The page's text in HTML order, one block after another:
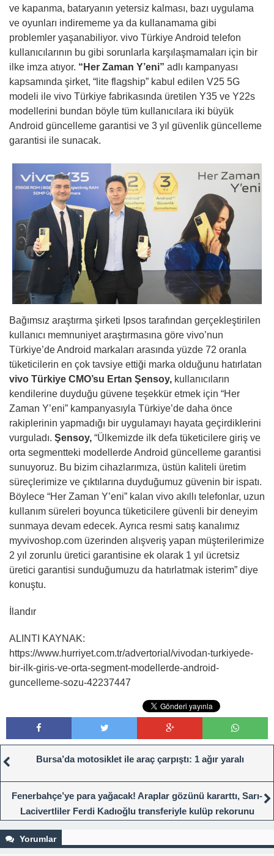
ve kapanma, bataryanın yetersiz kalması, bazı uygulama
ve oyunları indirememe ya da kullanamama gibi
problemler yaşanabiliyor. vivo Türkiye Android telefon
kullanıcılarının bu gibi sorunlarla karşılaşmamaları için bir
ilke imza atıyor. “Her Zaman Y’eni” adlı kampanyası
kapsamında şirket, “lite flagship” kabul edilen V25 5G
modeli ile vivo Türkiye fabrikasında üretilen Y35 ve Y22s
modellerini bundan böyle tüm kullanıcılara iki büyük
Android güncelleme garantisi ve 3 yıl güvenlik güncelleme
garantisi ile sunacak.
Bağımsız araştırma şirketi Ipsos tarafından gerçekleştirilen
kullanıcı memnuniyet araştırmasına göre vivo’nun
Türkiye’de Android markaları arasında yüzde 72 oranla
tüketicilerin en çok tavsiye ettiği marka olduğunu hatırlatan
vivo Türkiye CMO’su Ertan Şensoy, kullanıcıların
kendilerine duyduğu güvene teşekkür etmek için “Her
Zaman Y’eni” kampanyasıyla Türkiye’de daha önce
rakiplerinin yapmadığı bir uygulamayı hayata geçirdiklerini
vurguladı. Şensoy, “Ülkemizde ilk defa tüketicilere giriş ve
orta segmentteki modellerde Android güncelleme garantisi
sunuyoruz. Bu bizim cihazlarımıza, üstün kaliteli üretim
süreçlerimize ve çıktılarına duyduğumuz güvenin bir ispatı.
Böylece “Her Zaman Y’eni” kalan vivo akıllı telefonlar, uzun
kullanım süreleri boyunca tüketicilere güvenli bir deneyim
sunmaya devam edecek. Ayrıca resmi satış kanalımız
myvivoshop.com üzerinden alışveriş yapan müşterilerimize
2 yıl zorunlu üretici garantisine ek olarak 1 yıl ücretsiz
üretici garantisi sunduğumuzu da hatırlatmak isterim” diye
konuştu.
İlandır
ALINTI KAYNAK:
https://www.hurriyet.com.tr/advertorial/vivodan-turkiyede-
bir-ilk-giris-ve-orta-segment-modellerde-android-
guncelleme-sozu-42237447
Bursa’da motosiklet ile araç çarpıştı: 1 ağır yaralı
Fenerbahçe’ye para yağacak! Araplar gözünü kararttı, Sarı-
Lacivertliler Ferdi Kadıoğlu transferiyle kulüp rekorunu
Yorumlar